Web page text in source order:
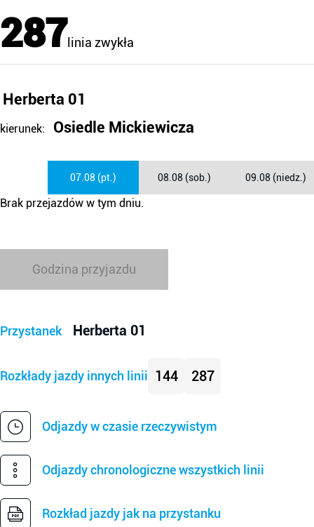
287 linia zwykła
Herberta 01
kierunek: Osiedle Mickiewicza
07.08 (pt.) 08.08 (sob.) 09.08 (niedz.)
Brak przejazdów w tym dniu.
Godzina przyjazdu
Przystanek Herberta 01
Rozkłady jazdy innych linii 144 287
Odjazdy w czasie rzeczywistym
Odjazdy chronologiczne wszystkich linii
Rozkład jazdy jak na przystanku